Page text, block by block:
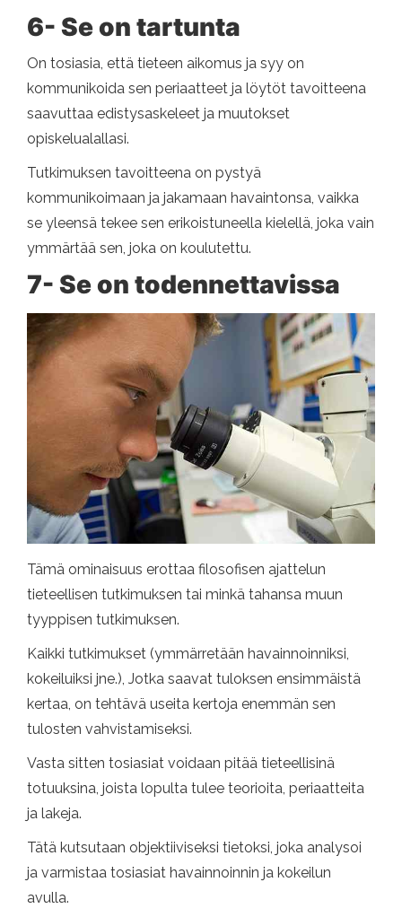
6- Se on tartunta
On tosiasia, että tieteen aikomus ja syy on
kommunikoida sen periaatteet ja löytöt tavoitteena
saavuttaa edistysaskeleet ja muutokset
opiskelualallasi.
Tutkimuksen tavoitteena on pystyä
kommunikoimaan ja jakamaan havaintonsa, vaikka
se yleensä tekee sen erikoistuneella kielellä, joka vain
ymmärtää sen, joka on koulutettu.
7- Se on todennettavissa
Tämä ominaisuus erottaa filosofisen ajattelun
tieteellisen tutkimuksen tai minkä tahansa muun
tyyppisen tutkimuksen.
Kaikki tutkimukset (ymmärretään havainnoinniksi,
kokeiluiksi jne.), Jotka saavat tuloksen ensimmäistä
kertaa, on tehtävä useita kertoja enemmän sen
tulosten vahvistamiseksi.
Vasta sitten tosiasiat voidaan pitää tieteellisinä
totuuksina, joista lopulta tulee teorioita, periaatteita
ja lakeja.
Tätä kutsutaan objektiiviseksi tietoksi, joka analysoi
ja varmistaa tosiasiat havainnoinnin ja kokeilun
avulla.